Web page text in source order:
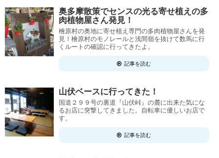
奥多摩散策でセンスの光る寄せ植えの多
肉植物屋さん発見！
檜原村の奥地に寄せ植え専門の多肉植物屋さんを発
見！檜原村のモノレールと浅間嶺を抜けて数馬に行
くルートの確認に行ってきたよ。
記事を読む
山伏ベースに行ってきた！
国道２９９号の裏道『山伏峠』の麓に出来た気にな
るお店に突撃してきました。自転車に優しいお店で
す。
記事を読む